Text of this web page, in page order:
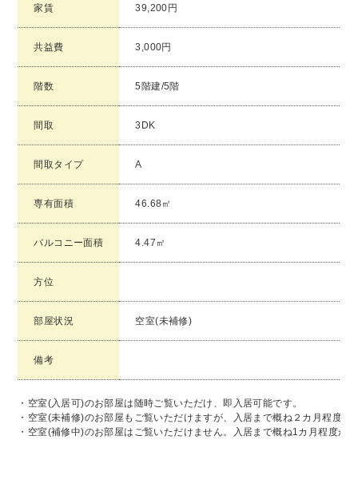
家賃 39,200円
共益費 3,000円
階数 5階建/5階
間取 3DK
間取タイプ A
専有面積 46.68㎡
バルコニー面積 4.47㎡
方位
部屋状況 空室(未補修)
備考
・空室(入居可)のお部屋は随時ご覧いただけ、即入居可能です。
・空室(未補修)のお部屋もご覧いただけますが、入居まで概ね２カ月程度か
・空室(補修中)のお部屋はご覧いただけません。入居まで概ね1カ月程度か